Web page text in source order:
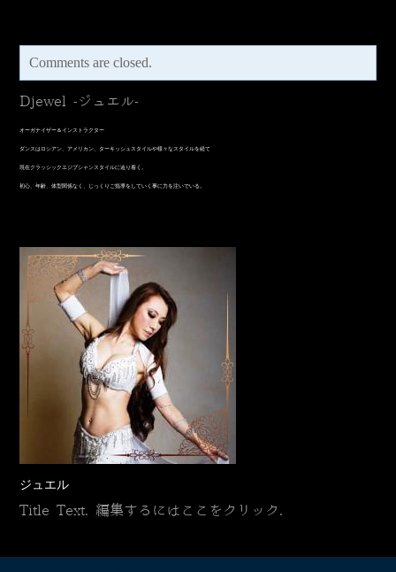
Comments are closed.
Djewel -ジュエル-
オーガナイザー＆インストラクター
​ダンスはロシアン、アメリカン、ターキッシュスタイルや様々なスタイルを経て
現在クラッシックエジプシャンスタイルに辿り着く。
初心、年齢、体型関係なく、じっくりご指導をしていく事に力を注いでいる。
ジュエル
Title Text. 編集するにはここをクリック.